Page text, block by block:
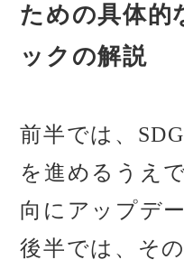
ための具体的
ックの解説
前半では、
を進めるうえ
向にアップデ
後半では、そ